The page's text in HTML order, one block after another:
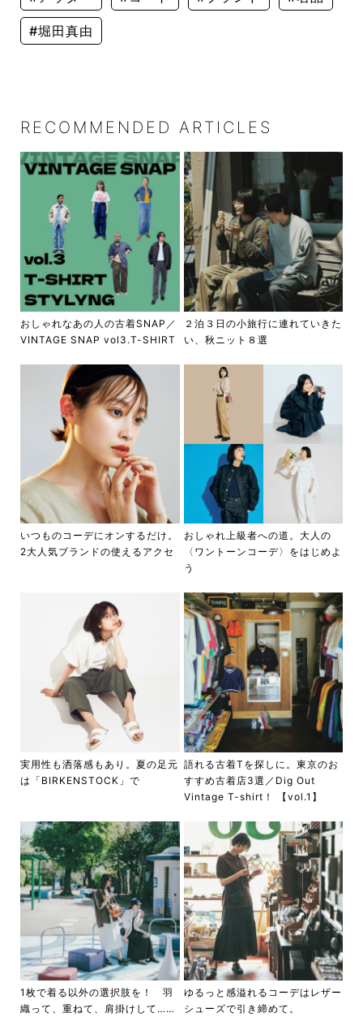
#堀田真由
RECOMMENDED ARTICLES
おしゃれなあの人の古着SNAP／
VINTAGE SNAP vol3.T-SHIRT
２泊３日の小旅行に連れていきた
い、秋ニット８選
いつものコーデにオンするだけ。
2大人気ブランドの使えるアクセ
おしゃれ上級者への道。大人の
〈ワントーンコーデ〉をはじめよ
う
実用性も洒落感もあり。夏の足元
は「BIRKENSTOCK」で
語れる古着Tを探しに。東京のお
すすめ古着店3選／Dig Out
Vintage T-shirt！ 【vol.1】
1枚で着る以外の選択肢を！ 羽
織って、重ねて、肩掛けして……
ゆるっと感溢れるコーデはレザー
シューズで引き締めて。